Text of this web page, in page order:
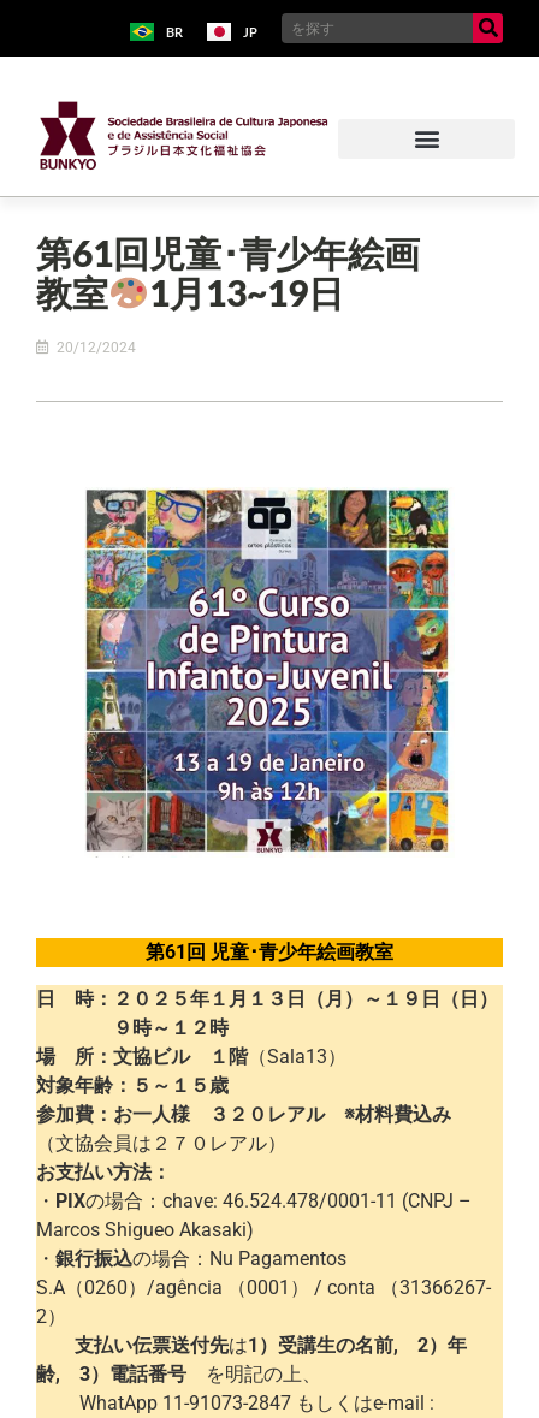
BR JP
第61回児童･青少年絵画
教室
1月13~19日
20/12/2024
第61回 児童･青少年絵画教室
日 時：２０２５年１月１３日（月）～１９日（日）
９時～１２時
場 所：文協ビル １階（Sala13）
対象年齢：５～１５歳
参加費：お一人様 ３２０レアル
※材料費込み
（文協会員は２７０レアル）
お支払い方法：
・ PIXの場合：chave: 46.524.478/0001-11 (CNPJ –
Marcos Shigueo Akasaki)
・ 銀行振込の場合：Nu Pagamentos
S.A（0260）/agência （0001） / conta （31366267-
2）
支払い伝票送付先は1）受講生の名前, 2）年
齢, 3）電話番号
を明記の上、
WhatApp 11-91073-2847 もしくはe-mail :